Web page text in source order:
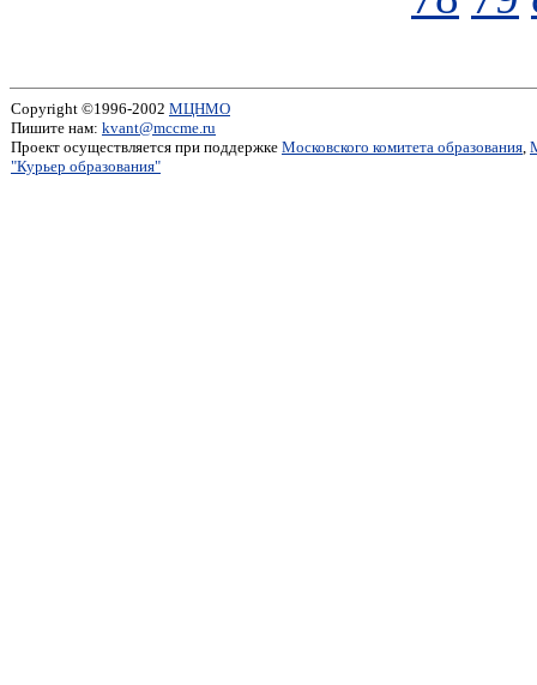
Copyright ©1996-2002 МЦНМО
Пишите нам: kvant@mccme.ru
Проект осуществляется при поддержке Московского комитета образования,
"Курьер образования"